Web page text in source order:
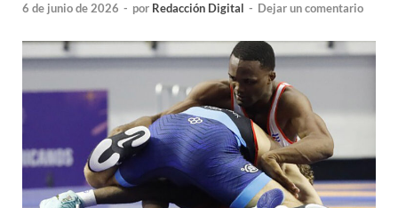
6 de junio de 2026 - por Redacción Digital - Dejar un comentario